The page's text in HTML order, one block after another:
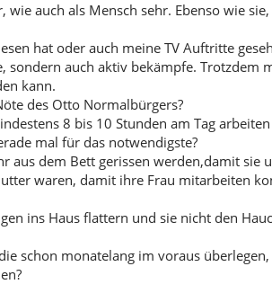
wie auch als Mensch sehr. Ebenso wie
hat oder auch meine TV Auftritte
auch aktiv bekämpfe. Trotzdem
kann.
des Otto Normalbürgers?
8 bis 10 Stunden am Tag
mal für das notwendigste?
aus dem Bett gerissen werden,damit sie
waren, damit ihre Frau mitarbeiten
ins Haus flattern und sie nicht den
schon monatelang im voraus